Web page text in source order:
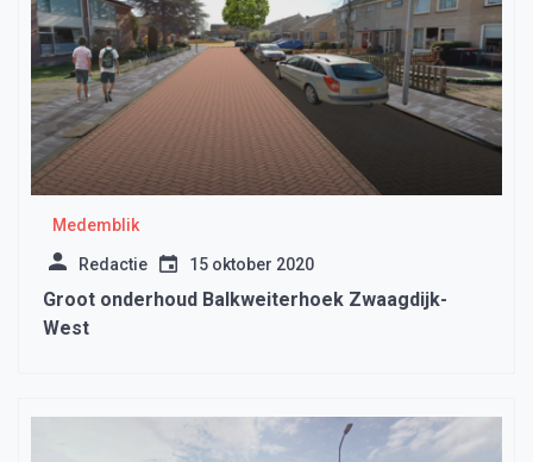
Medemblik
Redactie 15 oktober 2020
Groot onderhoud Balkweiterhoek Zwaagdijk-
West